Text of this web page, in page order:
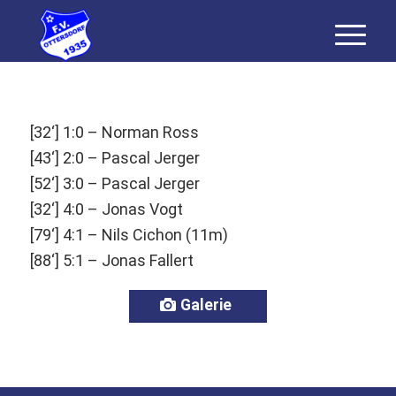
[32‘] 1:0 – Norman Ross
[43‘] 2:0 – Pascal Jerger
[52‘] 3:0 – Pascal Jerger
[32‘] 4:0 – Jonas Vogt
[79‘] 4:1 – Nils Cichon (11m)
[88‘] 5:1 – Jonas Fallert
Galerie